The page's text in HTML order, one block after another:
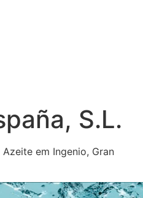
S.L.
em Ingenio, Gran